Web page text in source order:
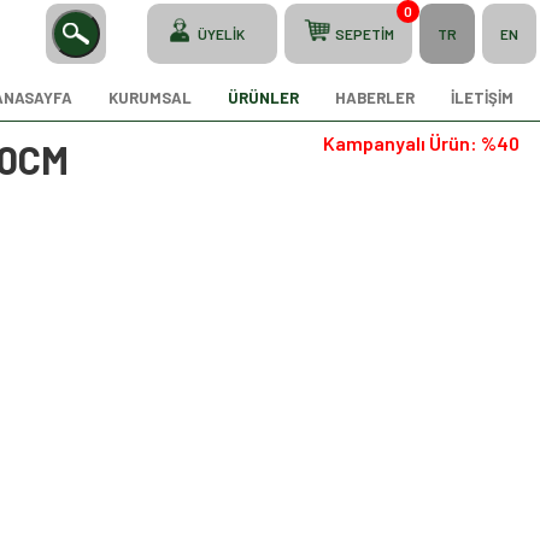
EN
TR
0
SEPETİM
ÜYELİK
İLETİŞİM
HABERLER
ÜRÜNLER
KURUMSAL
Kampanyalı Ürün: %40